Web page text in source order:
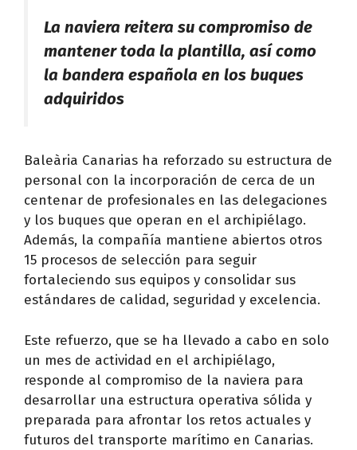
La naviera reitera su compromiso de
mantener toda la plantilla, así como
la bandera española en los buques
adquiridos
Baleària Canarias ha reforzado su estructura de
personal con la incorporación de cerca de un
centenar de profesionales en las delegaciones
y los buques que operan en el archipiélago.
Además, la compañía mantiene abiertos otros
15 procesos de selección para seguir
fortaleciendo sus equipos y consolidar sus
estándares de calidad, seguridad y excelencia.
Este refuerzo, que se ha llevado a cabo en solo
un mes de actividad en el archipiélago,
responde al compromiso de la naviera para
desarrollar una estructura operativa sólida y
preparada para afrontar los retos actuales y
futuros del transporte marítimo en Canarias.